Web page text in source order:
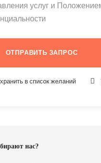
услуг и
в список желаний
нас?